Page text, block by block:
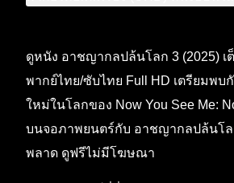
ดูหนัง อาชญากลปล้นโลก 3 (2025) เ
พากย์ไทย/ซับไทย Full HD เตรียมพบ
ใหม่ในโลกของ Now You See Me:
บนจอภาพยนตร์กับ อาชญากลปล้นโ
พลาด ดูฟรีไม่มีโฆษณา